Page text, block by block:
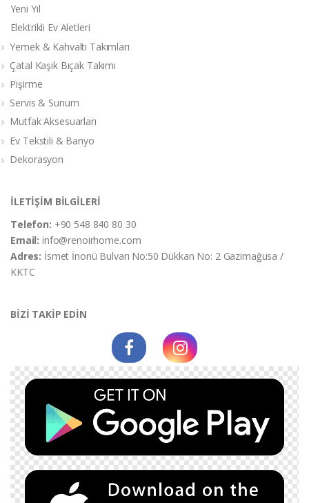
Yeni Yıl
Elektrikli Ev Aletleri
Yemek & Kahvaltı Takımları
Çatal Kaşık Bıçak Takımı
Pişirme
Servis & Sunum
Mutfak Aksesuarları
Ev Tekstili & Banyo
Dekorasyon
İLETİŞİM BİLGİLERİ
Telefon: +90 548 840 80 30
Email:info@renoirhome.com
Adres: İsmet İnonü Bulvarı No:50 Dükkan No: 2 Gazimağusa /
KKTC
BİZİ TAKİP EDİN